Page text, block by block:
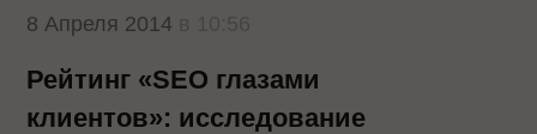
8 Апреля 2014
Рейтинг «SEO глазами
клиентов»: исследование